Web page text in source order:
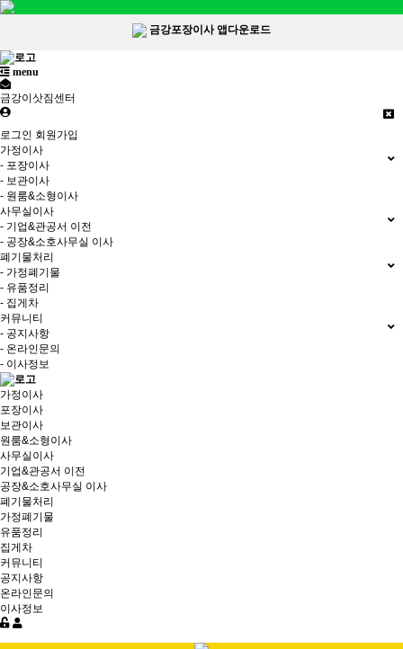
금강포장이사 앱다운로드
menu
금강이삿짐센터
로그인 회원가입
가정이사
- 포장이사
- 보관이사
- 원룸&소형이사
사무실이사
- 기업&관공서 이전
- 공장&소호사무실 이사
폐기물처리
- 가정폐기물
- 유품정리
- 집게차
커뮤니티
- 공지사항
- 온라인문의
- 이사정보
가정이사
포장이사
보관이사
원룸&소형이사
사무실이사
기업&관공서 이전
공장&소호사무실 이사
폐기물처리
가정폐기물
유품정리
집게차
커뮤니티
공지사항
온라인문의
이사정보